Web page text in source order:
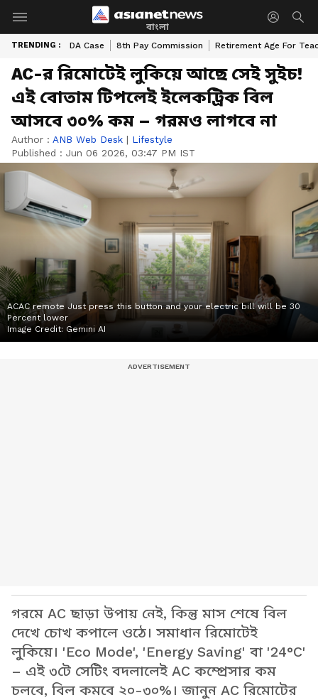
বাংলা
TRENDING : DA Case 8th Pay Commission Retirement Age For
AC-র রিমোটেই লুকিয়ে আছে সেই সুইচ!
এই বোতাম টিপলেই ইলেকট্রিক বিল
আসবে ৩০% কম – গরমও লাগবে না
Author : ANB Web Desk | Lifestyle
Published : Jun 06 2026, 03:47 PM IST
ACAC remote Just press this button and your electric bill will be 30
Percent lower
Image Credit: Gemini AI
গরমে AC ছাড়া উপায় নেই, কিন্তু মাস শেষে বিল
দেখে চোখ কপালে ওঠে। সমাধান রিমোটেই
লুকিয়ে। 'Eco Mode', 'Energy Saving' বা '24°C'
– এই ৩টে সেটিং বদলালেই AC কম্প্রেসার কম
চলবে, বিল কমবে ২০-৩০%। জানুন AC রিমোটের